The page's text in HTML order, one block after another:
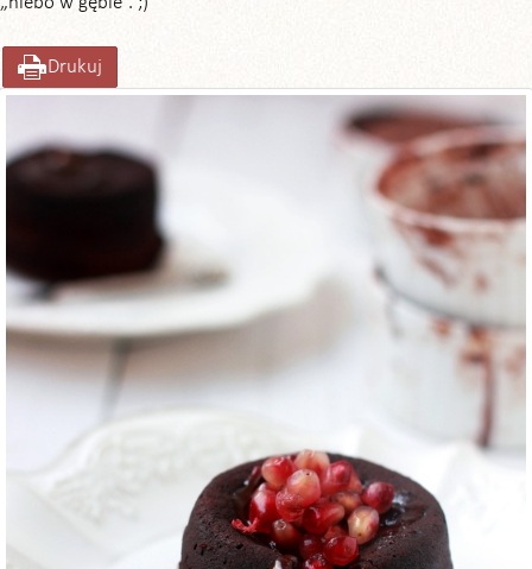
Drukuj